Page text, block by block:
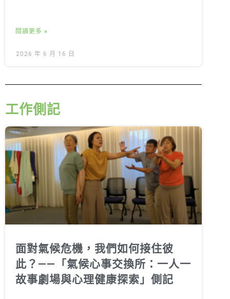
閱讀更多 »
2026 年 6 月 16 日
工作側記
面對氣候危機，我們如何接住彼
此？——「氣候心事交換所：一人一
故事劇場與心理健康探索」側記